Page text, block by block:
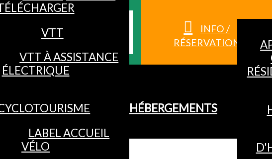
DES HAUTES-
INFO /
RÉSERVATION
VTT
VTT À ASSISTANCE
ÉLECTRIQUE
LABEL ACCUEIL
VÉLO
HÉBERGEMENTS